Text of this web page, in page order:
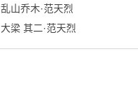
乱山乔木·范天烈
大梁 其二·范天烈